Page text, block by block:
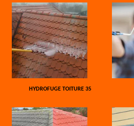
HYDROFUGE TOITURE 35